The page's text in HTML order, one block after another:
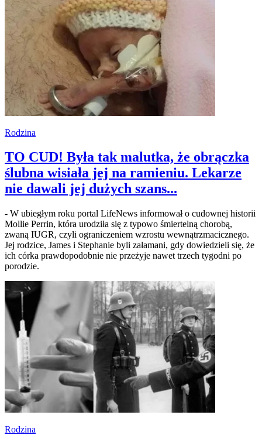
Rodzina
TO CUD! Była tak malutka, że obrączka
ślubna wisiała jej na ramieniu. Lekarze
nie dawali jej dużych szans...
- W ubiegłym roku portal LifeNews informował o cudownej historii
Mollie Perrin, która urodziła się z typowo śmiertelną chorobą,
zwaną IUGR, czyli ograniczeniem wzrostu wewnątrzmacicznego.
Jej rodzice, James i Stephanie byli załamani, gdy dowiedzieli się, że
ich córka prawdopodobnie nie przeżyje nawet trzech tygodni po
porodzie.
Rodzina